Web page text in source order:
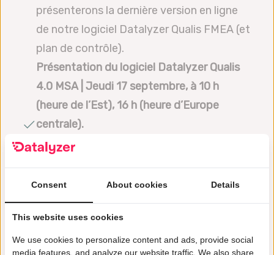
présenterons la dernière version en ligne
de notre logiciel Datalyzer Qualis FMEA (et
plan de contrôle).
Présentation du logiciel Datalyzer Qualis
4.0 MSA | Jeudi 17 septembre, à 10 h
(heure de l’Est), 16 h (heure d’Europe
centrale).
Au cours de ce webinaire, nous vous
du logiciel Datalyzer Qualis MSA.
Contrôle statistique des processus et
gestion de la conformité dans l’industrie
agroalimentaire | Mercredi 9 septembre, à
Consent About cookies Details
This website uses cookies
We use cookies to personalize content and ads, provide social
media features, and analyze our website traffic. We also share